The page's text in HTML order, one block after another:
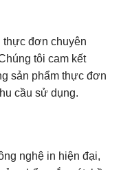
đơn chuyên
tôi cam kết
sản phẩm thực đơn
cầu sử dụng.
nghệ in hiện đại,